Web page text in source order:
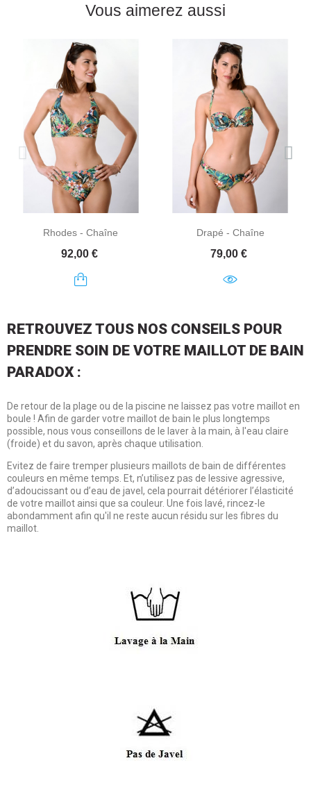
Vous aimerez aussi
Rhodes - Chaîne
Prix
92,00 €
Drapé - Chaîne
Prix
79,00 €
RETROUVEZ TOUS NOS CONSEILS POUR
PRENDRE SOIN DE VOTRE MAILLOT DE BAIN
PARADOX :
De retour de la plage ou de la piscine ne laissez pas votre maillot en
boule ! Afin de garder votre maillot de bain le plus longtemps
possible, nous vous conseillons de le laver à la main, à l'eau claire
(froide) et du savon, après chaque utilisation.
Evitez de faire tremper plusieurs maillots de bain de différentes
couleurs en même temps. Et, n’utilisez pas de lessive agressive,
d’adoucissant ou d’eau de javel, cela pourrait détériorer l’élasticité
de votre maillot ainsi que sa couleur. Une fois lavé, rincez-le
abondamment afin qu'il ne reste aucun résidu sur les fibres du
maillot.